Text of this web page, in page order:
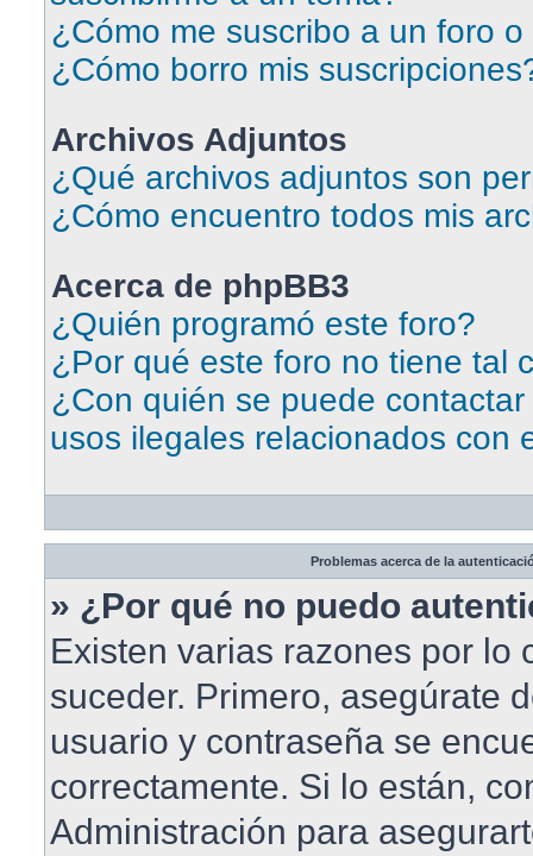
¿Cómo me suscribo a un foro
¿Cómo borro mis
Archivos Adjuntos
¿Qué archivos adjuntos son
¿Cómo encuentro todos mis
Acerca de phpBB3
¿Quién programó este foro?
¿Por qué este foro no tiene tal
¿Con quién se puede
usos ilegales relacionados con
Problemas acerca de la
» ¿Por qué no puedo
Existen varias razones por lo
suceder. Primero, asegúrate
usuario y contraseña se
correctamente. Si lo están,
Administración para